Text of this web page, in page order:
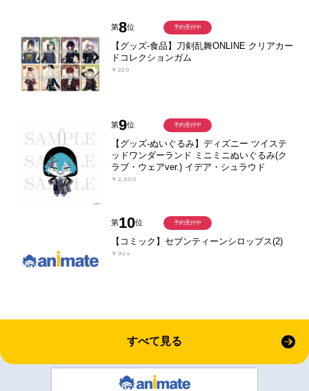
第8位
【グッズ-食品】刀剣乱舞ONLINE クリアカー
ドコレクションガム
￥220
予約受付中
第9位
【グッズ-ぬいぐるみ】ディズニー ツイステ
ッドワンダーランド ミニミニぬいぐるみ(ク
ラブ・ウェアver.) イデア・シュラウド
￥2,500
予約受付中
第10位
【コミック】セブンティーンシロップス(2)
￥924
予約受付中
すべて見る